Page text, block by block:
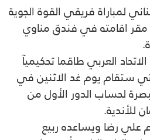
لمباراة فريقي القوة الجوية
اقامته في فندق مناوي
العربي طاقما تحكيميآ
ستقام يوم غد الاثنين في
لحساب الدور الأول من
للأندية.
علي رضا ويساعده ربيع